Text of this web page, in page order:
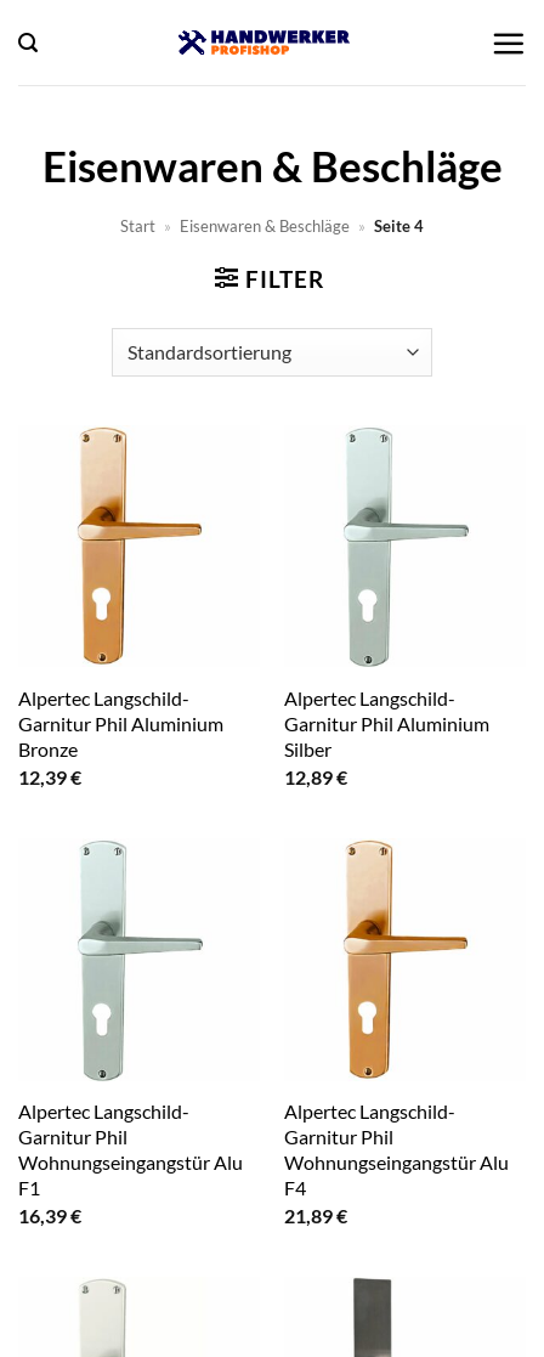
Inhalt
springen
Eisenwaren & Beschläge
Start » Eisenwaren & Beschläge » Seite 4
FILTER
Alpertec Langschild-
Garnitur Phil Aluminium
Bronze
12,39€
Alpertec Langschild-
Garnitur Phil Aluminium
Silber
12,89€
Alpertec Langschild-
Garnitur Phil
Wohnungseingangstür Alu
F1
16,39€
Alpertec Langschild-
Garnitur Phil
Wohnungseingangstür Alu
F4
21,89€